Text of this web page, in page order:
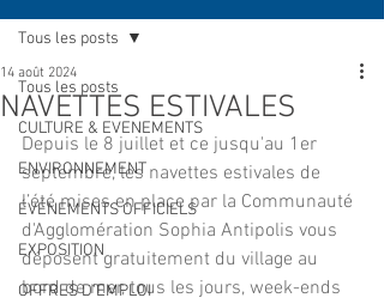
Tous les posts
CULTURE & EVENEMENTS
ENVIRONNEMENT
ÉVÉNEMENTS OFFICIELS
EXPOSITION
OFFRES D'EMPLOI
Tous les posts
NAVETTES ESTIVALES
14 août 2024
Depuis le 8 juillet et ce jusqu'au 1er
septembre, les navettes estivales de
l’été mises en place par la Communauté
d'Agglomération Sophia Antipolis vous
déposent gratuitement du village au
bord de mer, tous les jours, week-ends